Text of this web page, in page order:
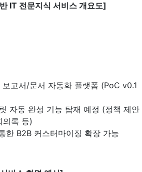
IT 전문지식 서비스 개요도]
고서/문서 자동화 플랫폼 (PoC v0.1
자동 완성 기능 탑재 예정 (정책 제안
의록 등)
한 B2B 커스터마이징 확장 가능